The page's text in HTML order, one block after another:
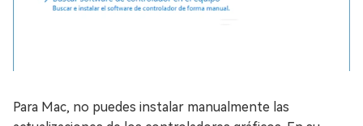
Para Mac, no puedes instalar manualmente las